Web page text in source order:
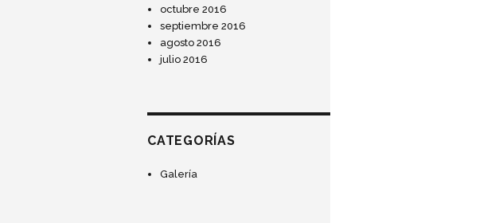
octubre 2016
septiembre 2016
agosto 2016
julio 2016
CATEGORÍAS
Galería